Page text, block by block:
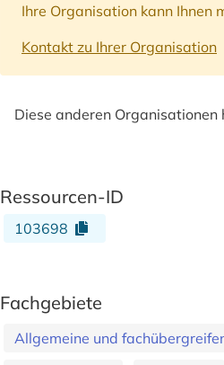
Ihre Organisation kann Ihnen
Kontakt zu Ihrer Organisation
Diese anderen Organisationen
Ressourcen-ID
103698
Fachgebiete
Allgemeine und